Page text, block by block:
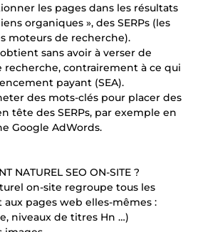
les pages dans les résultats
organiques », des SERPs (les
moteurs de recherche).
sans avoir à verser de
recherche, contrairement à ce qui
payant (SEA).
des mots-clés pour placer des
tête des SERPs, par exemple en
Google AdWords.
NATUREL SEO ON-SITE ?
on-site regroupe tous les
pages web elles-mêmes :
niveaux de titres Hn …)